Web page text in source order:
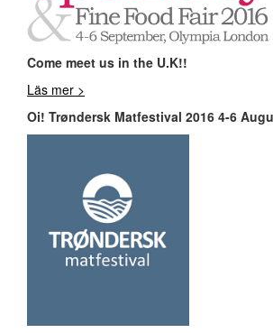
Come meet us in the U.K!!
Läs mer >
Oi! Trøndersk Matfestival 2016 4-6